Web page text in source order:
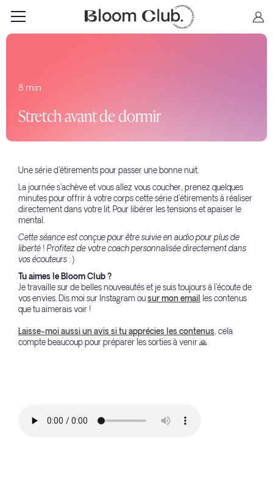
8 min
Stretch avant de dormir
Une série d'étirements pour passer une bonne nuit.
La journée s'achève et vous allez vous coucher, prenez quelques
minutes pour offrir à votre corps cette série d'étirements à réaliser
directement dans votre lit. Pour libérer les tensions et apaiser le
mental.
Cette séance est conçue pour être suivie en audio pour plus de
liberté ! Profitez de votre coach personnalisée directement dans
vos écouteurs :)
Tu aimes le Bloom Club ?
Je travaille sur de belles nouveautés et je suis toujours à l'écoute de
vos envies. Dis moi sur Instagram ousur mon email les contenus
que tu aimerais voir !
Laisse-moi aussi un avis si tu apprécies les contenus, cela
compte beaucoup pour préparer les sorties à venir 🙏